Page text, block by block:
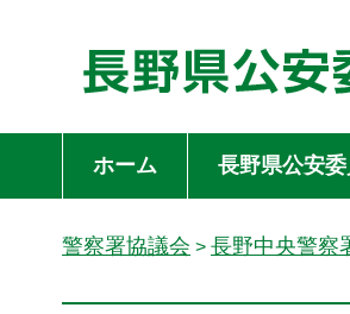
長野県公安委員会 NAGANO
ホーム 長野県公安
警察署協議会 > 長野中央警察